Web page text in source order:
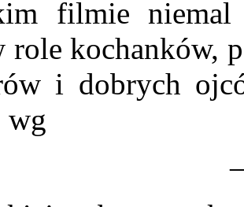
filmie niemal
role kochanków,
i dobrych
wg